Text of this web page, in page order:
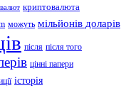
криптовалюта
можуть мільйонів доларів
після після того
цінні папери
історія